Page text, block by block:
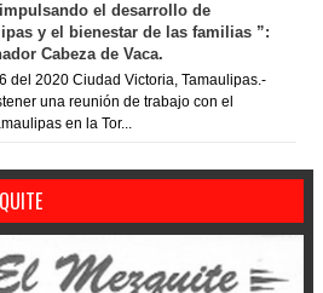
el desarrollo de
y el bienestar de las familias ”:
Cabeza de Vaca.
del 2020 Ciudad Victoria, Tamaulipas.-
una reunión de trabajo con el
en la Tor...